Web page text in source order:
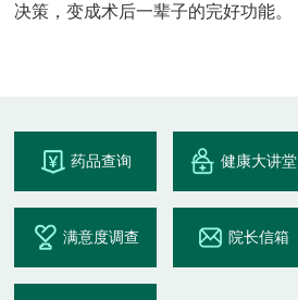
决策，变成术后一辈子的完好功能。
药品查询 健康大讲堂
满意度调查 院长信箱